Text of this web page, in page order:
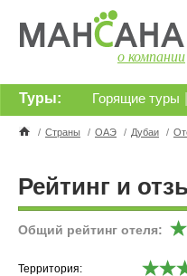
о компании
Горящие туры
Туры:
/ Страны / ОАЭ / Дубаи /
Рейтинг и
Общий рейтинг отеля:
Территория: